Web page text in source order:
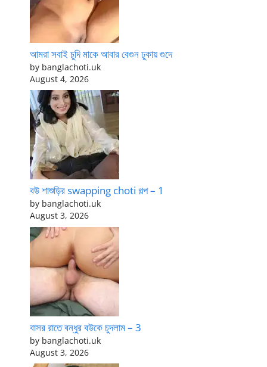
আমরা সবাই চুদি মাকে আবার বেগুন ঢুকায় গুদে
by banglachoti.uk
August 4, 2026
বউ শাশুড়ির swapping choti গল্প – 1
by banglachoti.uk
August 3, 2026
বাসর রাতে বন্ধুর বউকে চুদলাম – 3
by banglachoti.uk
August 3, 2026